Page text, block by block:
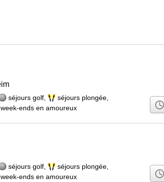
séjours golf séjours plongée
week-ends en amoureux
séjours golf séjours plongée
week-ends en amoureux